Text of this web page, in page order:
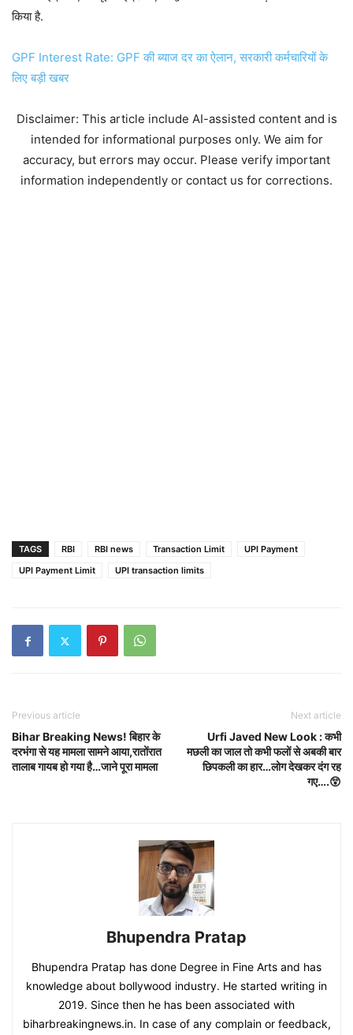
किया है.
GPF Interest Rate: GPF की ब्‍याज दर का ऐलान, सरकारी कर्मचार‍ियों के
ल‍िए बड़ी खबर
Disclaimer: This article include AI-assisted content and is
intended for informational purposes only. We aim for
accuracy, but errors may occur. Please verify important
information independently or contact us for corrections.
TAGS RBI RBI news Transaction Limit
UPI Payment
UPI Payment Limit
UPI transaction limits
Previous article
Bihar Breaking News! बिहार के
दरभंगा से यह मामला सामने आया,रातोंरात
तालाब गायब हो गया है…जाने पूरा मामला
Next article
Urfi Javed New Look : कभी
मछली का जाल तो कभी फलों से अबकी बार
छिपकली का हार…लोग देखकर दंग रह
गए….😲
Bhupendra Pratap
Bhupendra Pratap has done Degree in Fine Arts and has
knowledge about bollywood industry. He started writing in
2019. Since then he has been associated with
biharbreakingnews.in. In case of any complain or feedback,